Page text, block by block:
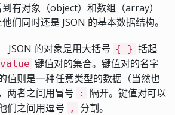
有对象（object）和数组（array）
们同时还是 JSON 的基本数据结构。
JSON 的对象是用大括号 { } 括起
键值对的集合。键值对的名字
值则是一种任意类型的数据（当然也
两者之间用冒号
:
隔开。键值对可以
们之间用逗号
, 分割。